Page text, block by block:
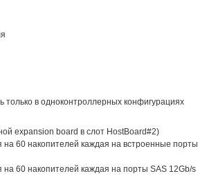
только в одноконтроллерных конфигурациях
expansion board в слот HostBoard#2)
60 накопителей каждая на встроенные порты
60 накопителей каждая на порты SAS 12Gb/s